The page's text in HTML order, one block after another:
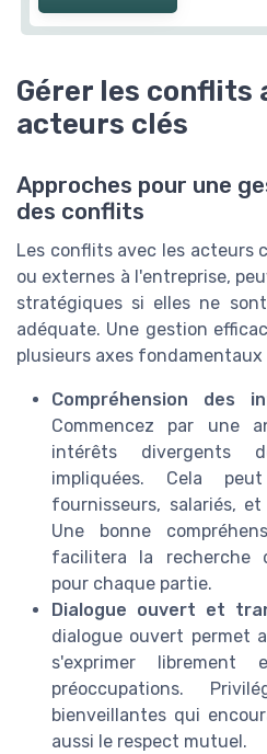
Gérer les conflits
acteurs clés
Approches pour une
des conflits
Les conflits avec les acteurs
ou externes à l'entreprise,
stratégiques si elles ne
adéquate. Une gestion
plusieurs axes fondamentaux
Compréhension
Commencez par une
intérêts divergents
impliquées. Cela
fournisseurs, salariés,
Une bonne
facilitera la recherche
pour chaque partie.
Dialogue ouvert et
dialogue ouvert permet
s'exprimer
préoccupations.
bienveillantes qui
aussi le respect mutuel.